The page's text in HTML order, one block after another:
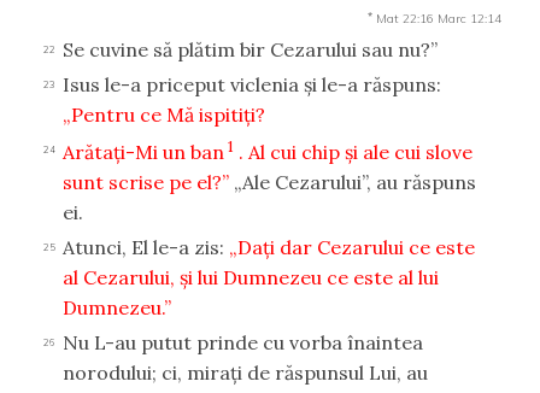
* Mat 22:16 Marc 12:14
22 Se cuvine să plătim bir Cezarului sau nu?”
23
Isus le-a priceput viclenia şi le-a răspuns:
„Pentru ce Mă ispitiţi?
24 Arătaţi-Mi un ban 1 . Al cui chip şi ale cui slove
sunt scrise pe el?” „Ale Cezarului”, au răspuns
ei.
25 Atunci, El le-a zis: „Daţi dar Cezarului ce este
al Cezarului, şi lui Dumnezeu ce este al lui
Dumnezeu.”
26
Nu L-au putut prinde cu vorba înaintea
norodului; ci, miraţi de răspunsul Lui, au